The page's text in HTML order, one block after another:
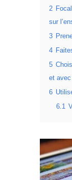
2
sur
3
4
5
et
6
6.1